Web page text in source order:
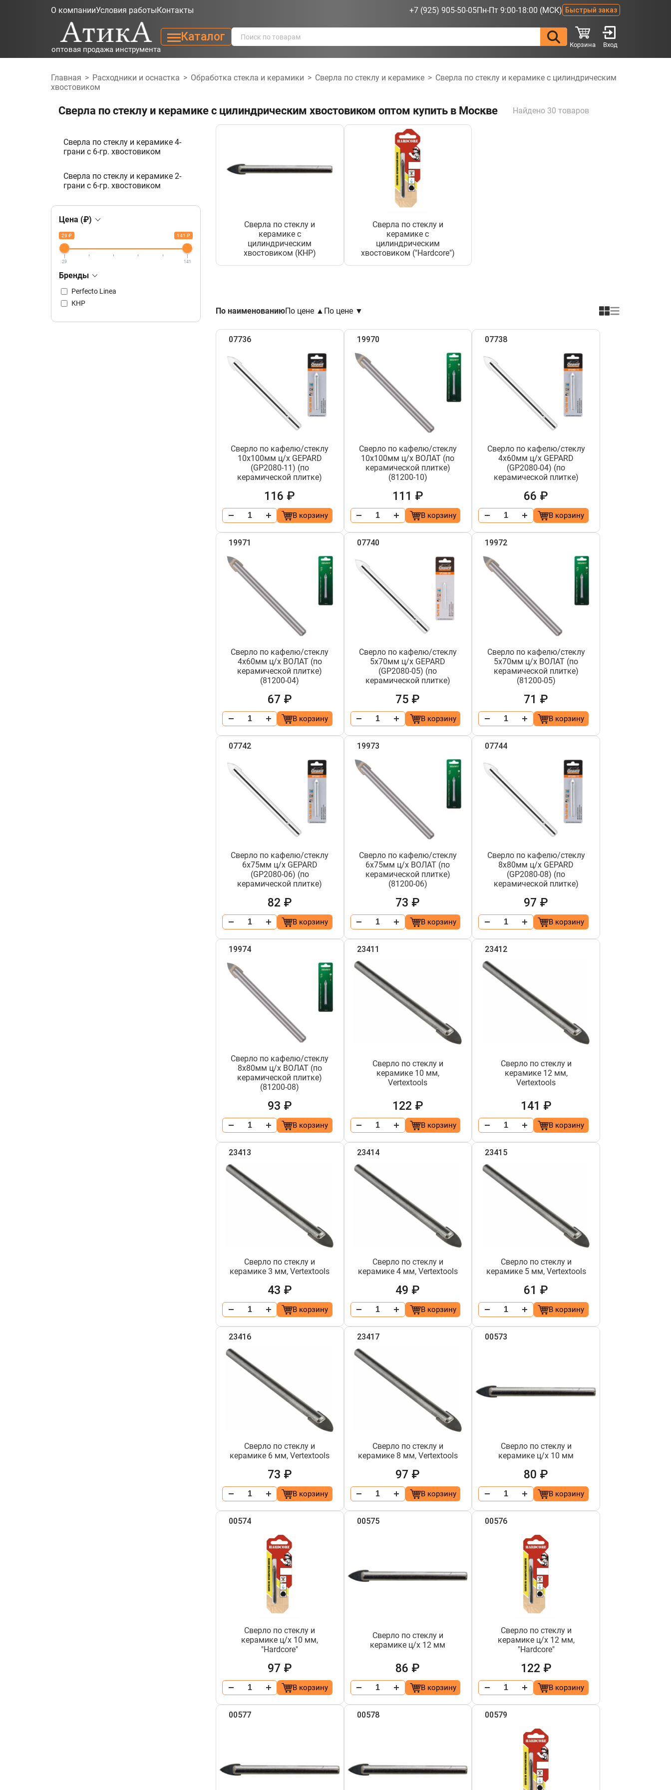
О компанииУсловия работыКонтакты +7 (925) 905-50-05Пн-Пт 9:00-18:00 (МСК) Быстрый заказ
оптовая продажа инструмента
Каталог
Корзина Вход
Главная > Расходники и оснастка > Обработка стекла и керамики > Сверла по стеклу и керамике > Сверла по стеклу и керамике с цилиндрическим
хвостовиком
Сверла по стеклу и керамике с цилиндрическим хвостовиком оптом купить в Москве Найдено 30 товаров
Сверла по стеклу и керамике 4-
грани с 6-гр. хвостовиком
Сверла по стеклу и керамике 2-
грани с 6-гр. хвостовиком
Цена (₽)
29 ₽ 141 ₽
29 141
Бренды
Perfecto Linea
КНР
Сверла по стеклу и
керамике с
цилиндрическим
хвостовиком (КНР)
Сверла по стеклу и
керамике с
цилиндрическим
хвостовиком ("Hardcore")
По наименованиюПо цене ▲ По цене ▼
07736
Сверло по кафелю/стеклу
10х100мм ц/х GEPARD
(GP2080-11) (по
керамической плитке)
116 ₽
В корзину
19970
Сверло по кафелю/стеклу
10х100мм ц/х ВОЛАТ (по
керамической плитке)
(81200-10)
111 ₽
В корзину
07738
Сверло по кафелю/стеклу
4х60мм ц/х GEPARD
(GP2080-04) (по
керамической плитке)
66 ₽
В корзину
19971
Сверло по кафелю/стеклу
4х60мм ц/х ВОЛАТ (по
керамической плитке)
(81200-04)
67 ₽
В корзину
07740
Сверло по кафелю/стеклу
5х70мм ц/х GEPARD
(GP2080-05) (по
керамической плитке)
75 ₽
В корзину
19972
Сверло по кафелю/стеклу
5х70мм ц/х ВОЛАТ (по
керамической плитке)
(81200-05)
71 ₽
В корзину
07742
Сверло по кафелю/стеклу
6х75мм ц/х GEPARD
(GP2080-06) (по
керамической плитке)
82 ₽
В корзину
19973
Сверло по кафелю/стеклу
6х75мм ц/х ВОЛАТ (по
керамической плитке)
(81200-06)
73 ₽
В корзину
07744
Сверло по кафелю/стеклу
8х80мм ц/х GEPARD
(GP2080-08) (по
керамической плитке)
97 ₽
В корзину
19974
Сверло по кафелю/стеклу
8х80мм ц/х ВОЛАТ (по
керамической плитке)
(81200-08)
93 ₽
В корзину
23411
Сверло по стеклу и
керамике 10 мм,
Vertextools
122 ₽
В корзину
23412
Сверло по стеклу и
керамике 12 мм,
Vertextools
141 ₽
В корзину
23413
Сверло по стеклу и
керамике 3 мм, Vertextools
43 ₽
В корзину
23414
Сверло по стеклу и
керамике 4 мм, Vertextools
49 ₽
В корзину
23415
Сверло по стеклу и
керамике 5 мм, Vertextools
61 ₽
В корзину
23416
Сверло по стеклу и
керамике 6 мм, Vertextools
73 ₽
В корзину
23417
Сверло по стеклу и
керамике 8 мм, Vertextools
97 ₽
В корзину
00573
Сверло по стеклу и
керамике ц/х 10 мм
80 ₽
В корзину
00574
Сверло по стеклу и
керамике ц/х 10 мм,
"Hardcore"
97 ₽
В корзину
00575
Сверло по стеклу и
керамике ц/х 12 мм
86 ₽
В корзину
00576
Сверло по стеклу и
керамике ц/х 12 мм,
"Hardcore"
122 ₽
В корзину
00577 00578 00579